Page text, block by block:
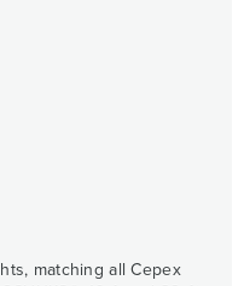
matching all Cepex